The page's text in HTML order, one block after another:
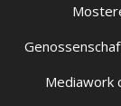
Mediawork